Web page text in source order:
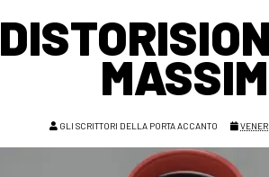
GLI SCRITTORI DELLA PORTA ACCANTO